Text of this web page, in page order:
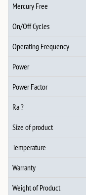
Mercury Free
On/Off Cycles
Operating Frequency
Power
Power Factor
Ra ?
Size of product
Temperature
Warranty
Weight of Product